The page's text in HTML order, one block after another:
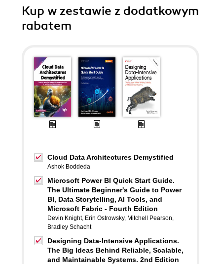
Kup w zestawie z dodatkowym
rabatem
Cloud Data Architectures Demystified
Ashok Boddeda
Microsoft Power BI Quick Start Guide.
The Ultimate Beginner's Guide to Power
BI, Data Storytelling, AI Tools, and
Microsoft Fabric - Fourth Edition
Devin Knight, Erin Ostrowsky, Mitchell Pearson,
Bradley Schacht
Designing Data-Intensive Applications.
The Big Ideas Behind Reliable, Scalable,
and Maintainable Systems. 2nd Edition